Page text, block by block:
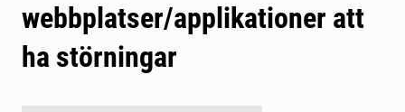
webbplatser/applikationer att
ha störningar